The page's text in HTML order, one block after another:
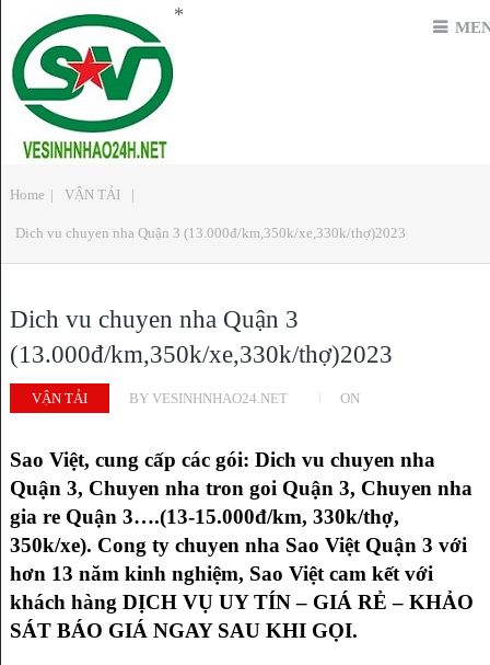
*
Home | VẬN TẢI |
Dich vu chuyen nha Quận 3 (13.000đ/km,350k/xe,330k/thợ)2023
Dich vu chuyen nha Quận 3
(13.000đ/km,350k/xe,330k/thợ)2023
VẬN TẢI BY VESINHNHAO24.NET ON
Sao Việt, cung cấp các gói: Dich vu chuyen nha
Quận 3, Chuyen nha tron goi Quận 3, Chuyen nha
gia re Quận 3….(13-15.000đ/km, 330k/thợ,
350k/xe). Cong ty chuyen nha Sao Việt Quận 3 với
hơn 13 năm kinh nghiệm, Sao Việt cam kết với
khách hàng DỊCH VỤ UY TÍN – GIÁ RẺ – KHẢO
SÁT BÁO GIÁ NGAY SAU KHI GỌI.